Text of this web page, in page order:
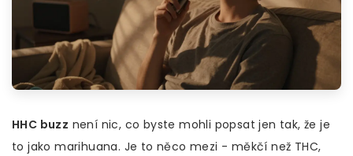
HHC buzz není nic, co byste mohli popsat jen tak, že je
to jako marihuana. Je to něco mezi - měkčí než THC,